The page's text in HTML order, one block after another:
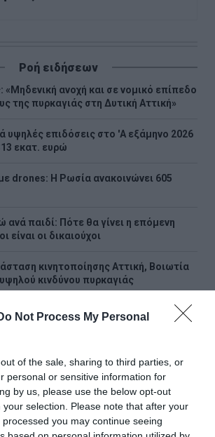
Not Process My Personal
of the sale, sharing to third parties, or
personal or sensitive information for
by us, please use the below opt-out
selection. Please note that after your
you may continue seeing
Ροή ειδήσεων
«Μηδενική ανοχή και σε νομικό επίπεδο
της πυρκαγιάς στη Δυτική Αττική»
υψηλές επιδόσεις στο 'A εξάμηνο 2026
εκατ. ευρώ
drones: Η Ρωσία ανακοινώνει 605
ανά παιδί: Πότε θα γίνει η επόμενη
είναι οι δικαιούχοι
κινητοποίησης Αττική, Βοιωτία
κινδύνου πυρκαγιάς
για το καλώδιο Ελλάδας – Κύπρου: Πώς
του έργου
τα σπίτια»
του ιού του Δυτικού Νείλου –
Ελλάδα